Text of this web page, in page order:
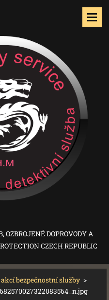
OZBROJENÉ DOPROVODY A
CZECH REPUBLIC
bezpečnostní služby >